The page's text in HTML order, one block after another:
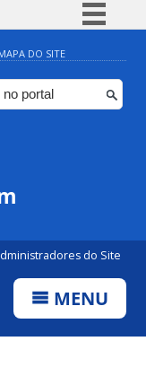
BR
Participe
Canais
DO SITE
do Site
MENU